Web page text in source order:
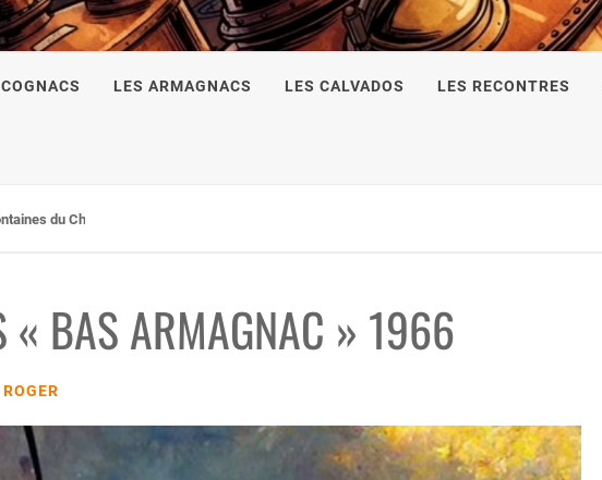
LES ARMAGNACS LES CALVADOS LES RECONTRES
du Chais 27
« BAS ARMAGNAC » 1966
ROGER